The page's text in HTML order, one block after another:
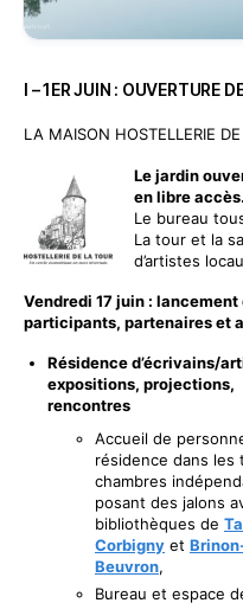
I – 1ER JUIN : OUVERTURE
LA MAISON HOSTELLERIE
Le jardin
en libre accès.
Le bureau
La tour et la
d’artistes
Vendredi 17 juin : lancement
participants, partenaires et
Résidence d’écrivains/
expositions, projections,
rencontres
Accueil de
résidence dans les
chambres
posant des jalons
bibliothèques de
Corbigny et
Beuvron,
Bureau et espace